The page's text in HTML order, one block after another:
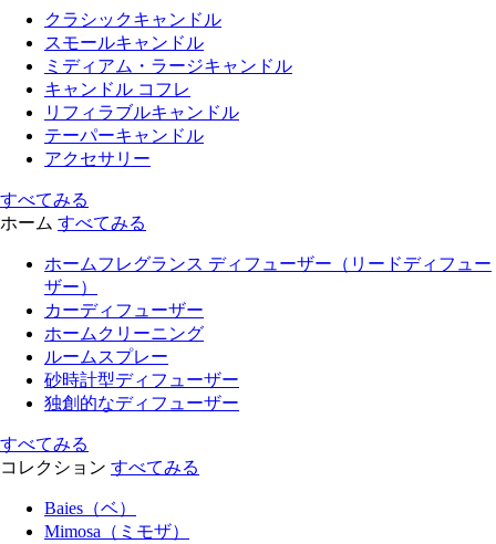
クラシックキャンドル
スモールキャンドル
ミディアム・ラージキャンドル
キャンドル コフレ
リフィラブルキャンドル
テーパーキャンドル
アクセサリー
すべてみる
ホーム すべてみる
ホームフレグランス ディフューザー（リードディフュー
ザー）
カーディフューザー
ホームクリーニング
ルームスプレー
砂時計型ディフューザー
独創的なディフューザー
すべてみる
コレクション すべてみる
Baies（ベ）
Mimosa（ミモザ）